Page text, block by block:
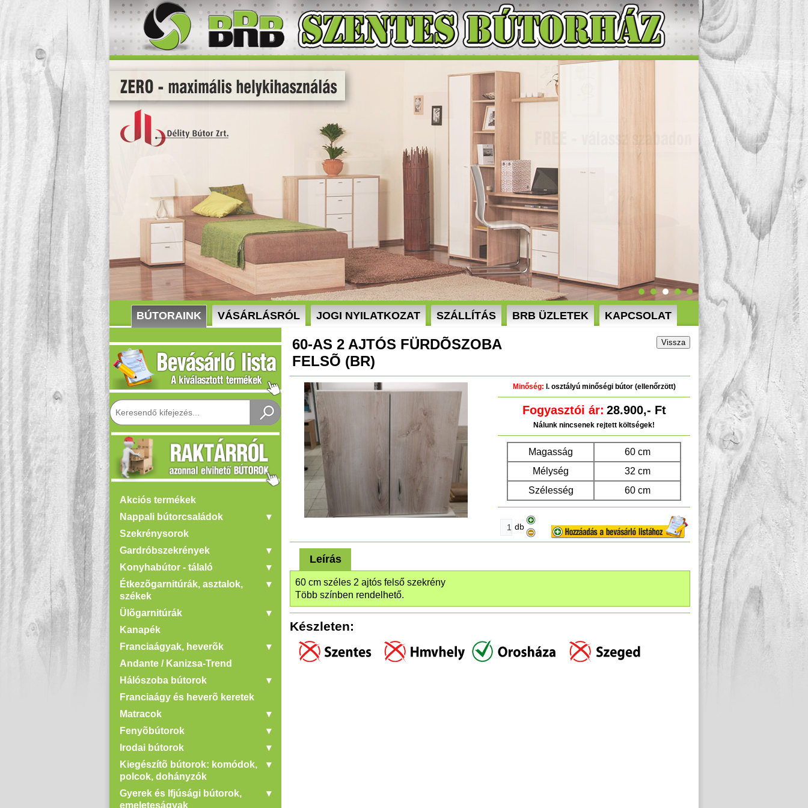
BÚTORAINK VÁSÁRLÁSRÓL JOGI NYILATKOZAT SZÁLLÍTÁS BRB ÜZLETEK KAPCSOLAT
Akciós termékek
Nappali bútorcsaládok
Szekrénysorok
Gardróbszekrények
Konyhabútor - tálaló
Étkezõgarnitúrák, asztalok,
székek
Ülõgarnitúrák
Kanapék
Franciaágyak, heverõk
Andante / Kanizsa-Trend
Hálószoba bútorok
Franciaágy és heverõ keretek
Matracok
Fenyõbútorok
Irodai bútorok
Kiegészítõ bútorok: komódok,
polcok, dohányzók
Gyerek és Ifjúsági bútorok,
emeleteságyak
Vissza
60-AS 2 AJTÓS FÜRDÕSZOBA
FELSÕ (BR)
Minőség: I. osztályú minőségi bútor (ellenőrzött)
Fogyasztói ár: 28.900,- Ft
Nálunk nincsenek rejtett költségek!
Magasság
60 cm
Mélység
32 cm
Szélesség
60 cm
db
Leírás
60 cm széles 2 ajtós felső szekrény
Több színben rendelhető.
Készleten: